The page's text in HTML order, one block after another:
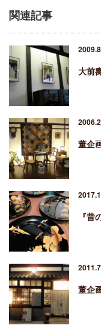
関連記事
大前
董企
『昔
董企